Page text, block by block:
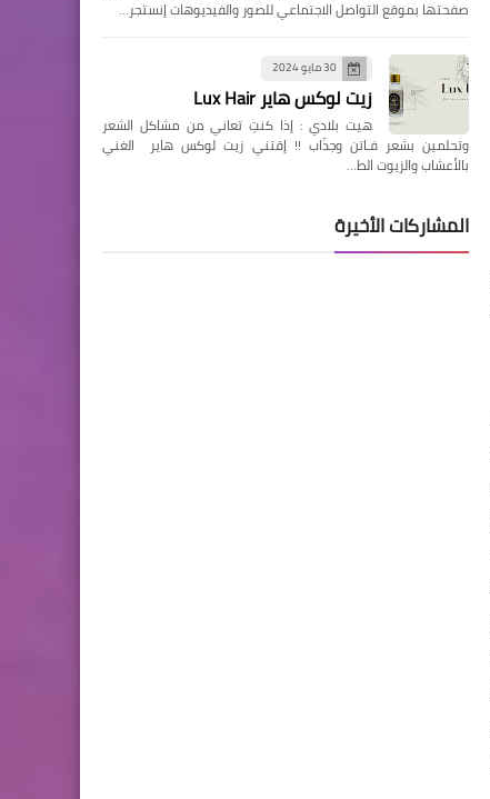
صفحتها بموقع التواصل الاجتماعي للصور والفيديوهات إنستجر…
30 مايو 2024
زيت لوكس هاير Lux Hair
هيت بلادي : إذا كنتِ تعاني من مشاكل الشعر
وتحلمين بشعر فـاتن وجذّاب !! إقتني زيت لوكس هاير الغني
بالأعشاب والزيوت الط…
المشاركات الأخيرة